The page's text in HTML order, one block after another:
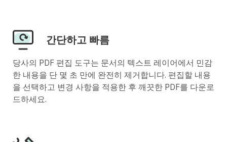
간단하고 빠름
당사의 PDF 편집 도구는 문서의 텍스트 레이어에서 민감
한 내용을 단 몇 초 만에 완전히 제거합니다. 편집할 내용
을 선택하고 변경 사항을 적용한 후 깨끗한 PDF를 다운로
드하세요.